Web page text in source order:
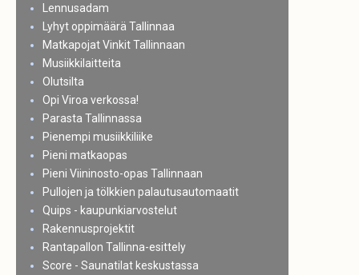
Lennusadam
Lyhyt oppimäärä Tallinnaa
Matkapojat Vinkit Tallinnaan
Musiikkilaitteita
Olutsilta
Opi Viroa verkossa!
Parasta Tallinnassa
Pienempi musiikkiliike
Pieni matkaopas
Pieni Viininosto-opas Tallinnaan
Pullojen ja tölkkien palautusautomaatit
Quips - kaupunkiarvostelut
Rakennusprojektit
Rantapallon Tallinna-esittely
Score - Saunatilat keskustassa